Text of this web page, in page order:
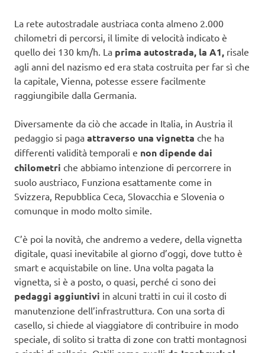
La rete autostradale austriaca conta almeno 2.000
chilometri di percorsi, il limite di velocità indicato è
quello dei 130 km/h. La prima autostrada, la A1, risale
agli anni del nazismo ed era stata costruita per far sì che
la capitale, Vienna, potesse essere facilmente
raggiungibile dalla Germania.
Diversamente da ciò che accade in Italia, in Austria il
pedaggio si paga attraverso una vignetta che ha
differenti validità temporali e non dipende dai
chilometri che abbiamo intenzione di percorrere in
suolo austriaco, Funziona esattamente come in
Svizzera, Repubblica Ceca, Slovacchia e Slovenia o
comunque in modo molto simile.
C’è poi la novità, che andremo a vedere, della vignetta
digitale, quasi inevitabile al giorno d’oggi, dove tutto è
smart e acquistabile on line. Una volta pagata la
vignetta, si è a posto, o quasi, perché ci sono dei
pedaggi aggiuntivi in alcuni tratti in cui il costo di
manutenzione dell’infrastruttura. Con una sorta di
casello, si chiede al viaggiatore di contribuire in modo
speciale, di solito si tratta di zone con tratti montagnosi